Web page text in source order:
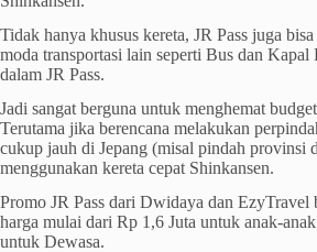
Tidak hanya khusus kereta, JR Pass juga
moda transportasi lain seperti Bus dan Kapal
dalam JR Pass.
Jadi sangat berguna untuk menghemat
Terutama jika berencana melakukan
cukup jauh di Jepang (misal pindah provinsi
menggunakan kereta cepat Shinkansen.
Promo JR Pass dari Dwidaya dan EzyTravel
harga mulai dari Rp 1,6 Juta untuk anak-
untuk Dewasa.